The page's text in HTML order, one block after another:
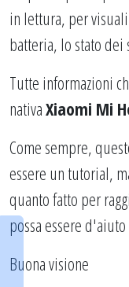
in lettura, per
batteria, lo stato
Tutte informazioni
nativaXiaomi Mi
Come sempre,
essere un tutorial,
quanto fatto per
possa essere
Buona visione